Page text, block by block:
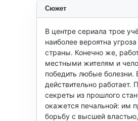
Сюжет
В центре сериала трое
наиболее вероятна
страны. Конечно же,
местными жителям и
победить любые болезни.
действительно
секреты из прошлого
окажется печальной: им
борьбу с высшей